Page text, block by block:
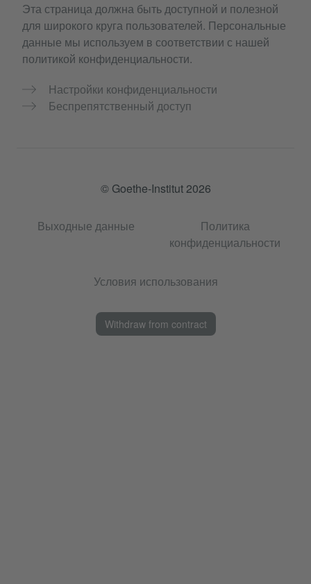
Эта страница должна быть доступной и полезной
для широкого круга пользователей. Персональные
данные мы используем в соответствии с нашей
политикой конфиденциальности.
Настройки конфиденциальности
Беспрепятственный доступ
© Goethe-Institut 2026
Выходные данные
Политика
конфиденциальности
Условия использования
Withdraw from contract